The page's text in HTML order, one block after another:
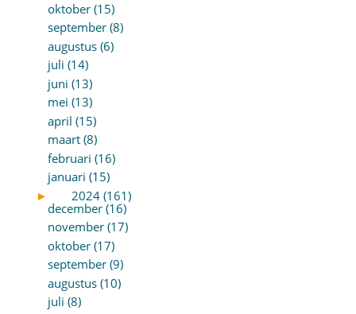
oktober (15)
september (8)
augustus (6)
juli (14)
juni (13)
mei (13)
april (15)
maart (8)
februari (16)
januari (15)
►
2024 (161)
december (16)
november (17)
oktober (17)
september (9)
augustus (10)
juli (8)